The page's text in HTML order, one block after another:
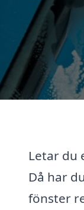
Letar du
Då har
fönster